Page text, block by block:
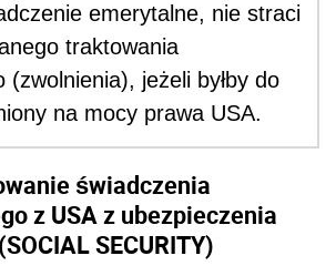
emerytalne, nie straci
traktowania
(zwolnienia), jeżeli byłby do
na mocy prawa USA.
świadczenia
z USA z ubezpieczenia
SECURITY)